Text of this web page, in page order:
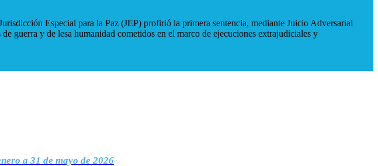
Especial para la Paz (JEP) profirió la primera sentencia, mediante Juicio Adversarial
guerra y de lesa humanidad cometidos en el marco de ejecuciones extrajudiciales y
a 31 de mayo de 2026